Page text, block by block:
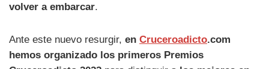
volver a embarcar.
Ante este nuevo resurgir, en Cruceroadicto.com
hemos organizado los primeros Premios